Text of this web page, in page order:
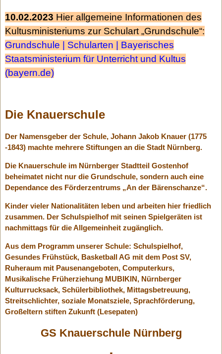
10.02.2023 Hier allgemeine Informationen des
Kultusministeriums zur Schulart „Grundschule“:
Grundschule | Schularten | Bayerisches
Staatsministerium für Unterricht und Kultus
(bayern.de)
Die Knauerschule
Der Namensgeber der Schule, Johann Jakob Knauer (1775
-1843) machte mehrere Stiftungen an die Stadt Nürnberg.
Die Knauerschule im Nürnberger Stadtteil Gostenhof
beheimatet nicht nur die Grundschule, sondern auch eine
Dependance des Förderzentrums „An der Bärenschanze“.
Kinder vieler Nationalitäten leben und arbeiten hier friedlich
zusammen. Der Schulspielhof mit seinen Spielgeräten ist
nachmittags für die Allgemeinheit zugänglich.
Aus dem Programm unserer Schule: Schulspielhof,
Gesundes Frühstück, Basketball AG mit dem Post SV,
Ruheraum mit Pausenangeboten, Computerkurs,
Musikalische Früherziehung MUBIKIN, Nürnberger
Kulturrucksack, Schülerbibliothek, Mittagsbetreuung,
Streitschlichter, soziale Monatsziele, Sprachförderung,
Großeltern stiften Zukunft (Lesepaten)
GS Knauerschule Nürnberg